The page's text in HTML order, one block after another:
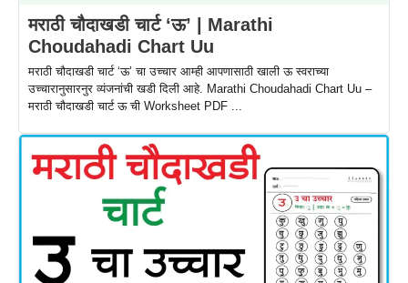
मराठी चौदाखडी चार्ट ‘ऊ’ | Marathi
Choudahadi Chart Uu
मराठी चौदाखडी चार्ट ‘ऊ’ चा उच्चार आम्ही आपणासाठी खाली ऊ स्वराच्या
उच्चारानुसारनुर व्यंजनांची खडी दिली आहे. Marathi Choudahadi Chart Uu –
मराठी चौदाखडी चार्ट ऊ ची Worksheet PDF ...